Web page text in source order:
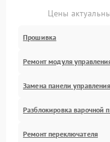
Цены
Прошивка
Ремонт модуля
Замена панели управления
Разблокировка варочной
Ремонт переключателя